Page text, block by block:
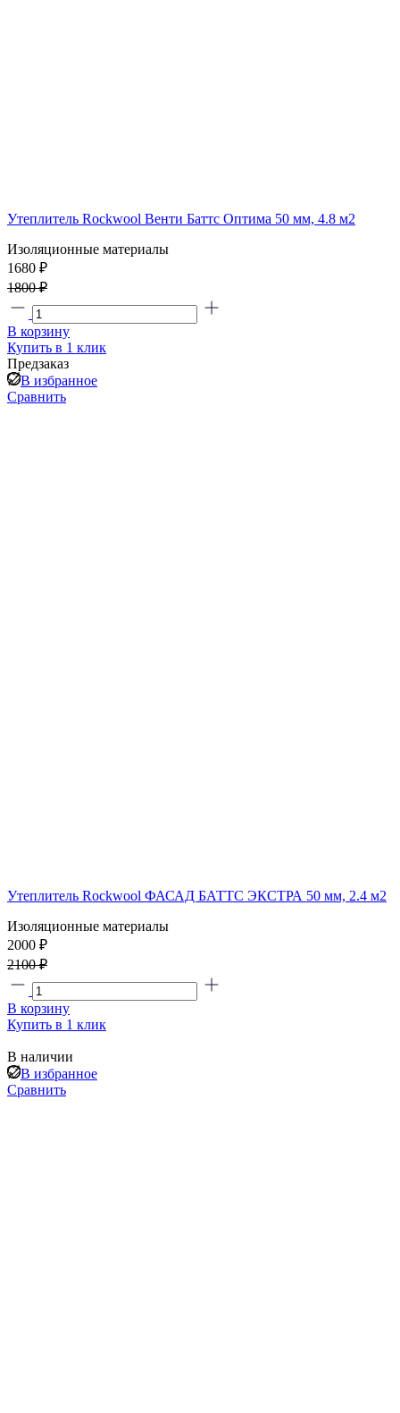
Утеплитель Rockwool Венти Баттс Оптима 50 мм, 4.8 м2
Изоляционные материалы
1680 ₽
1800 ₽
В корзину
Купить в 1 клик
Предзаказ
В избранное
Сравнить
Утеплитель Rockwool ФАСАД БАТТС ЭКСТРА 50 мм, 2.4 м2
Изоляционные материалы
2000 ₽
2100 ₽
В корзину
Купить в 1 клик
В наличии
В избранное
Сравнить